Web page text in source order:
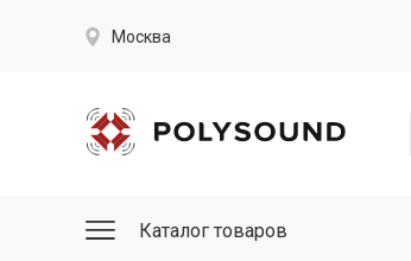
Москва
Каталог товаров